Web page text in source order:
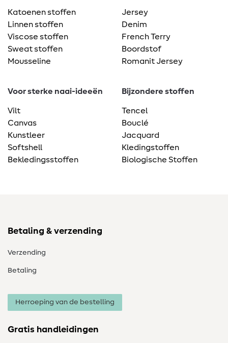
Katoenen stoffen
Linnen stoffen
Viscose stoffen
Sweat stoffen
Mousseline
Jersey
Denim
French Terry
Boordstof
Romanit Jersey
Voor sterke naai-ideeën
Vilt
Canvas
Kunstleer
Softshell
Bekledingsstoffen
Bijzondere stoffen
Tencel
Bouclé
Jacquard
Kledingstoffen
Biologische Stoffen
Betaling & verzending
Verzending
Betaling
Herroeping van de bestelling
Gratis handleidingen